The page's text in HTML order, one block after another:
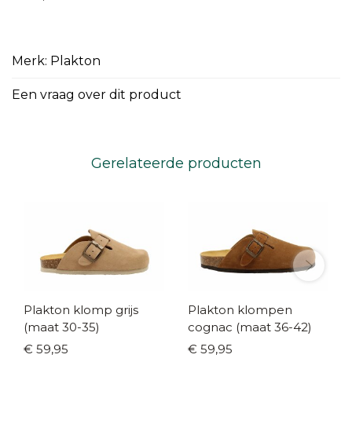
Merk: Plakton
Een vraag over dit product
Gerelateerde producten
Plakton klomp grijs
(maat 30-35)
€ 59,95
Plakton klompen
cognac (maat 36-42)
€ 59,95